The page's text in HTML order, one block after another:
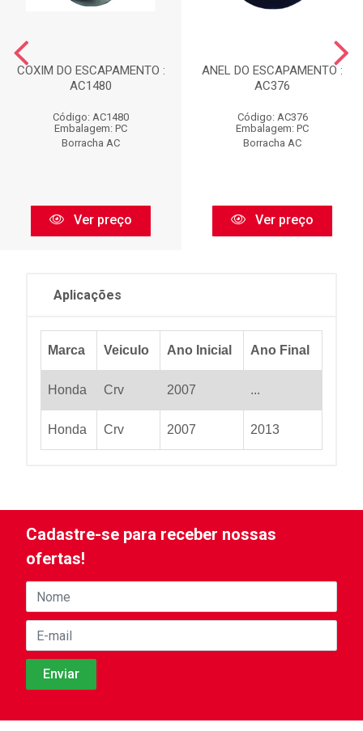
COXIM DO ESCAPAMENTO :
AC1480
Código: AC1480
Embalagem: PC
Borracha AC
Ver preço
ANEL DO ESCAPAMENTO :
AC376
Código: AC376
Embalagem: PC
Borracha AC
Ver preço
Aplicações
Marca Veiculo Ano Inicial Ano Final
Honda Crv 2007 ...
Honda Crv 2007 2013
Cadastre-se para receber nossas
ofertas!